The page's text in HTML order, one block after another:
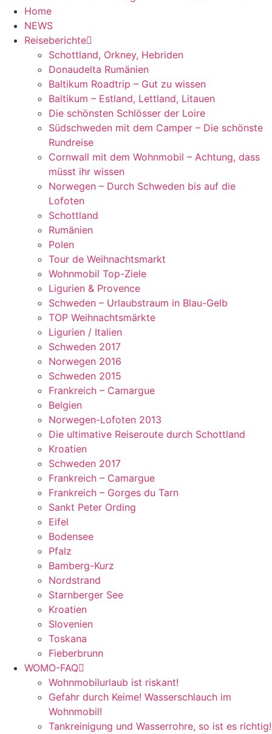
Home
NEWS
Reiseberichte
Schottland, Orkney, Hebriden
Donaudelta Rumänien
Baltikum Roadtrip – Gut zu wissen
Baltikum – Estland, Lettland, Litauen
Die schönsten Schlösser der Loire
Südschweden mit dem Camper – Die schönste
Rundreise
Cornwall mit dem Wohnmobil – Achtung, dass
müsst ihr wissen
Norwegen – Durch Schweden bis auf die
Lofoten
Schottland
Rumänien
Polen
Tour de Weihnachtsmarkt
Wohnmobil Top-Ziele
Ligurien & Provence
Schweden – Urlaubstraum in Blau-Gelb
TOP Weihnachtsmärkte
Ligurien / Italien
Schweden 2017
Norwegen 2016
Schweden 2015
Frankreich – Camargue
Belgien
Norwegen-Lofoten 2013
Die ultimative Reiseroute durch Schottland
Kroatien
Schweden 2017
Frankreich – Camargue
Frankreich – Gorges du Tarn
Sankt Peter Ording
Eifel
Bodensee
Pfalz
Bamberg-Kurz
Nordstrand
Starnberger See
Kroatien
Slovenien
Toskana
Fieberbrunn
WOMO-FAQ
Wohnmobilurlaub ist riskant!
Gefahr durch Keime! Wasserschlauch im
Wohnmobil!
Tankreinigung und Wasserrohre, so ist es richtig!